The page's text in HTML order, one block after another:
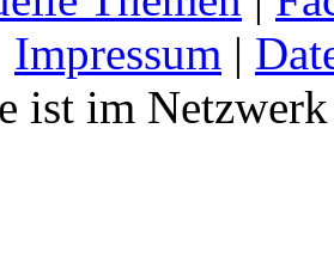
Impressum |
ist im